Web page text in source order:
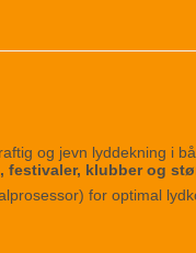
og jevn lyddekning i
festivaler, klubber og
for optimal